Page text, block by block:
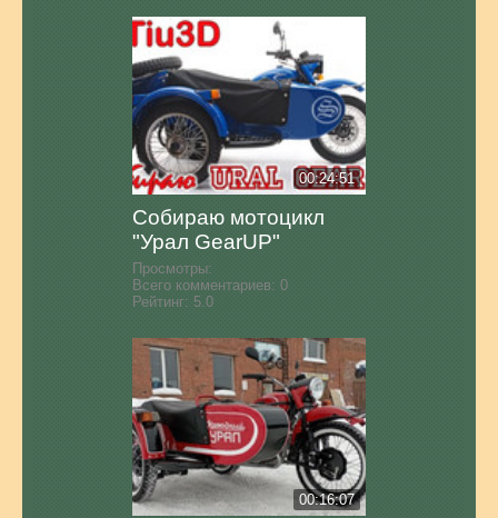
00:24:51
Собираю мотоцикл
"Урал GearUP"
Просмотры:
Всего комментариев: 0
Рейтинг: 5.0
00:16:07